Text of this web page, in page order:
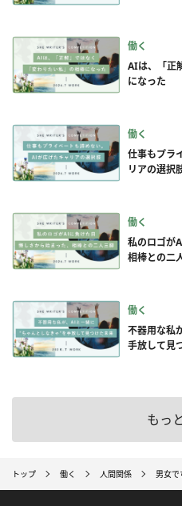
働く
AIは、「正
になった
働く
仕事もプラ
リアの選択
働く
私のロゴが
相棒との二
働く
不器用な私
手放して見
もっ
トップ 働く 人間関係 男女で